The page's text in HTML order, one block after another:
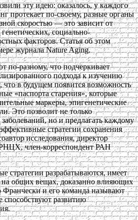
эту идею: оказалось, у каждого
протекает по-своему, разные органы
скоростью — это зависит от
социально-
факторов. Статья об этом
журнала Nature Aging.
по-разному, что подчеркивает
подхода к изучению
в будущем появится возможность
«паспорта старения», которые
маркеры, эпигенетические
Это позволит не только
но и предлагать каждому
стратегии сохранения
исследования, директор
член-корреспондент РАН
стратегии разрабатываются, имеет
на общих вещах, доказанно влияющих
Франчески и его команда называют
способствуют развитию